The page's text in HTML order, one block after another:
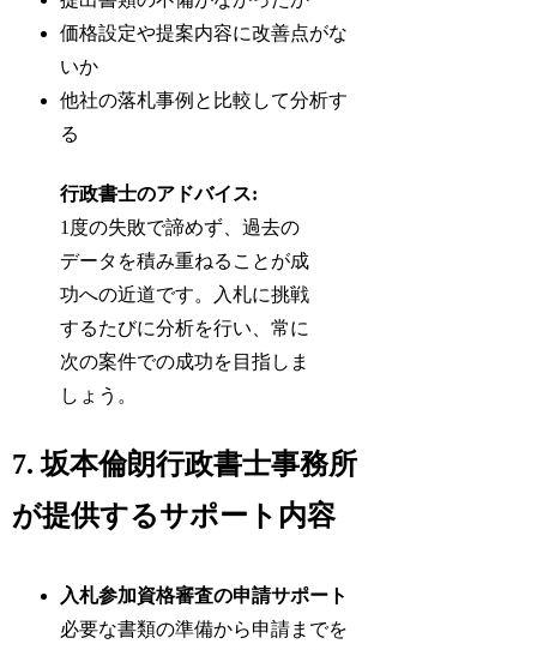
価格設定や提案内容に改善点がな
いか
他社の落札事例と比較して分析す
る
行政書士のアドバイス:
1度の失敗で諦めず、過去の
データを積み重ねることが成
功への近道です。入札に挑戦
するたびに分析を行い、常に
次の案件での成功を目指しま
しょう。
7. 坂本倫朗行政書士事務所
が提供するサポート内容
入札参加資格審査の申請サポート
必要な書類の準備から申請までを